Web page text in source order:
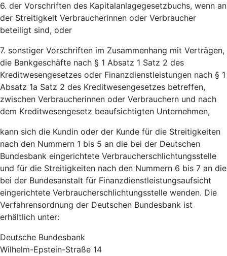
6. der Vorschriften des Kapitalanlagegesetzbuchs, wenn an
der Streitigkeit Verbraucherinnen oder Verbraucher
beteiligt sind, oder
7. sonstiger Vorschriften im Zusammenhang mit Verträgen,
die Bankgeschäfte nach § 1 Absatz 1 Satz 2 des
Kreditwesengesetzes oder Finanzdienstleistungen nach § 1
Absatz 1a Satz 2 des Kreditwesengesetzes betreffen,
zwischen Verbraucherinnen oder Verbrauchern und nach
dem Kreditwesengesetz beaufsichtigten Unternehmen,
kann sich die Kundin oder der Kunde für die Streitigkeiten
nach den Nummern 1 bis 5 an die bei der Deutschen
Bundesbank eingerichtete Verbraucherschlichtungsstelle
und für die Streitigkeiten nach den Nummern 6 bis 7 an die
bei der Bundesanstalt für Finanzdienstleistungsaufsicht
eingerichtete Verbraucherschlichtungsstelle wenden. Die
Verfahrensordnung der Deutschen Bundesbank ist
erhältlich unter:
Deutsche Bundesbank
Wilhelm-Epstein-Straße 14